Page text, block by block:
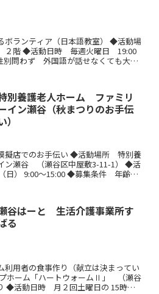
ランティア（日本語教室） ◆活動場
２階 ◆活動日時 毎週火曜日 19:00
問わず 外国語が話せなくても大丈
別養護老人ホーム ファミリ
イン瀬谷（秋まつりのお手伝
）
店でのお手伝い ◆活動場所 特別養
ン瀬谷 （瀬谷区中屋敷3-11-1） ◆活
日） 9:00～15:00 ◆募集条件 年齢性
谷はーと 生活介護事業所す
る
用者の食事作り（献立は決まってい
ホーム「ハートウォームⅡ」 （瀬谷
◆活動日時 月２回土曜日の 15時か